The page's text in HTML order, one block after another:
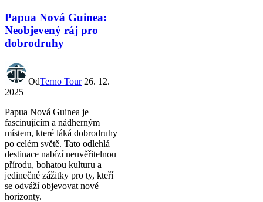
Papua Nová Guinea:
Neobjevený ráj pro
dobrodruhy
OdTerno Tour 26. 12.
2025
Papua Nová Guinea je
fascinujícím a nádherným
místem, které láká dobrodruhy
po celém světě. Tato odlehlá
destinace nabízí neuvěřitelnou
přírodu, bohatou kulturu a
jedinečné zážitky pro ty, kteří
se odváží objevovat nové
horizonty.